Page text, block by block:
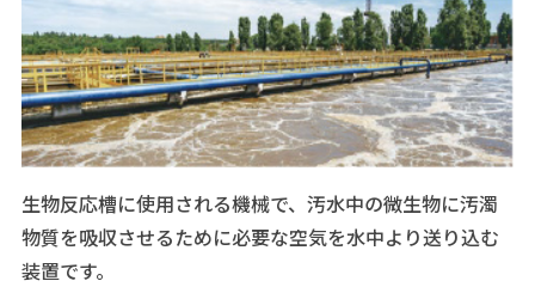
生物反応槽に使用される機械で、汚水中の微生物に汚濁
物質を吸収させるために必要な空気を水中より送り込む
装置です。